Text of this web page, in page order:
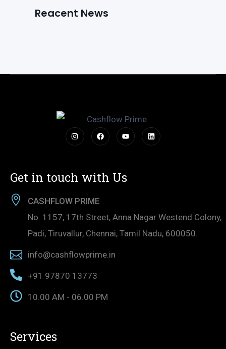
Reacent News
Get in touch with Us
CASHFLOW PRIME
No. 1157, 17th Street, Anna Nagar Westend Colony,
Padi, Tiruvallur, Chennai, Tamil Nadu, 600050.
info@cashflowprime.in
+91 97870 13773
10.00 AM - 06.00 PM
Services